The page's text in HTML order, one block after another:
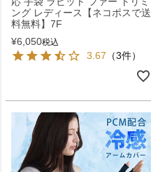
ング レディース【ネコポスで送
料無料】7F
¥6,050税込
3.67 （3件）